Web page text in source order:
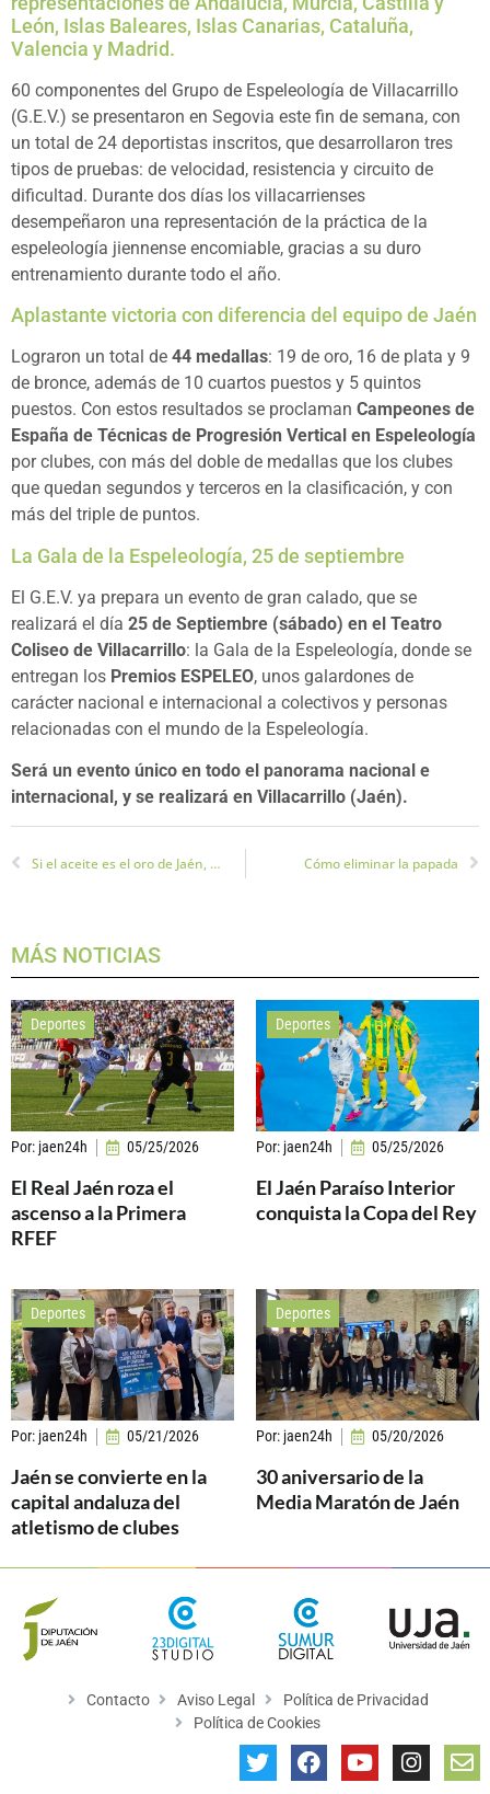
León, Islas Baleares, Islas Canarias, Cataluña,
Valencia y Madrid.
60 componentes del Grupo de Espeleología de Villacarrillo
(G.E.V.) se presentaron en Segovia este fin de semana, con
un total de 24 deportistas inscritos, que desarrollaron tres
tipos de pruebas: de velocidad, resistencia y circuito de
dificultad. Durante dos días los villacarrienses
desempeñaron una representación de la práctica de la
espeleología jiennense encomiable, gracias a su duro
entrenamiento durante todo el año.
Aplastante victoria con diferencia del equipo de Jaén
Lograron un total de 44 medallas: 19 de oro, 16 de plata y 9
de bronce, además de 10 cuartos puestos y 5 quintos
puestos. Con estos resultados se proclaman Campeones de
España de Técnicas de Progresión Vertical en Espeleología
por clubes, con más del doble de medallas que los clubes
que quedan segundos y terceros en la clasificación, y con
más del triple de puntos.
La Gala de la Espeleología, 25 de septiembre
El G.E.V. ya prepara un evento de gran calado, que se
realizará el día 25 de Septiembre (sábado) en el Teatro
Coliseo de Villacarrillo: la Gala de la Espeleología, donde se
entregan los Premios ESPELEO, unos galardones de
carácter nacional e internacional a colectivos y personas
relacionadas con el mundo de la Espeleología.
Será un evento único en todo el panorama nacional e
internacional, y se realizará en Villacarrillo (Jaén).
Si el aceite es el oro de Jaén, la madera de olivo, es nuestro mármol Cómo eliminar la papada
MÁS NOTICIAS
Deportes
Por: jaen24h 05/25/2026
El Real Jaén roza el
ascenso a la Primera
RFEF
Deportes
Por: jaen24h 05/25/2026
El Jaén Paraíso Interior
conquista la Copa del Rey
Deportes
Por: jaen24h 05/21/2026
Jaén se convierte en la
capital andaluza del
atletismo de clubes
Deportes
Por: jaen24h 05/20/2026
30 aniversario de la
Media Maratón de Jaén
Contacto Aviso Legal
Política de Privacidad
Política de Cookies